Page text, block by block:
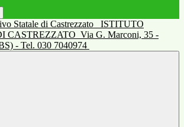
ISTITUTO
CASTREZZATO Via G. Marconi, 35 -
- Tel. 030 7040974